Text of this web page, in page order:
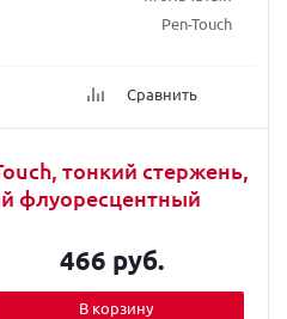
Pen-Touch
Сравнить
тонкий стержень,
флуоресцентный
466 руб.
В корзину